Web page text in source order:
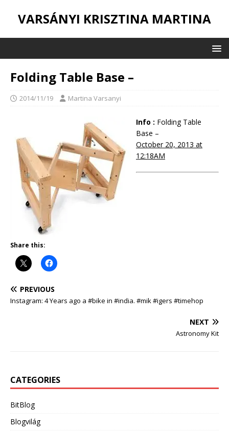
VARSÁNYI KRISZTINA MARTINA
Folding Table Base –
2014/11/19 Martina Varsanyi
Info : Folding Table
Base –
October 20, 2013 at
12:18AM
Share this:
PREVIOUS
Instagram: 4 Years ago a #bike in #india. #mik #igers #timehop
NEXT
Astronomy Kit
CATEGORIES
BitBlog
Blogvilág